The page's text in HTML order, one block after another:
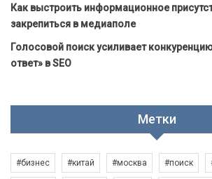
Как выстроить информационное
закрепиться в медиаполе
Голосовой поиск усиливает
ответ» в SEO
Метки
#бизнес #китай #москва #поиск